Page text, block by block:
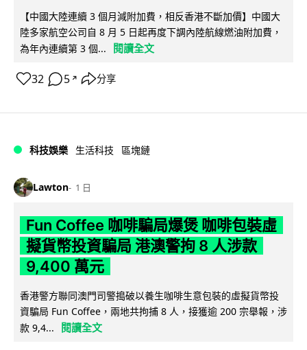
【中國大陸連續 3 個月減附加費，相反香港不斷加價】中國大
陸多家航空公司自 8 月 5 日起再度下調內陸航線燃油附加費，
為年內連續第 3 個...
閱讀全文
32 5 ↗ 分享
科技娛樂 生活科技 區塊鏈
Lawton 1 日
Fun Coffee 咖啡騙局爆煲 咖啡包裝虛
擬貨幣投資騙局 港澳警拘 8 人涉款
9,400 萬元
香港警方聯同澳門司警搗破以養生咖啡生意包裝的虛擬貨幣投
資騙局 Fun Coffee，兩地共拘捕 8 人，接獲逾 200 宗舉報，涉
款 9,4...
閱讀全文